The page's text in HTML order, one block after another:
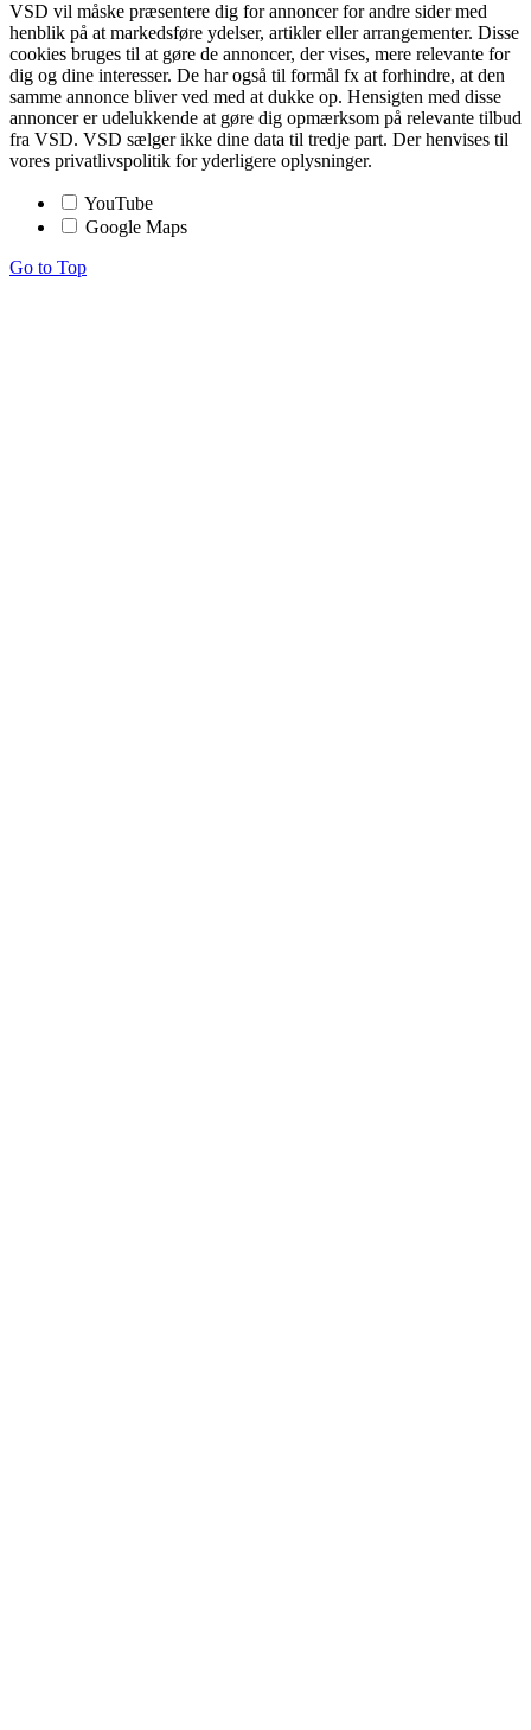
VSD vil måske præsentere dig for annoncer for andre sider med
henblik på at markedsføre ydelser, artikler eller arrangementer. Disse
cookies bruges til at gøre de annoncer, der vises, mere relevante for
dig og dine interesser. De har også til formål fx at forhindre, at den
samme annonce bliver ved med at dukke op. Hensigten med disse
annoncer er udelukkende at gøre dig opmærksom på relevante tilbud
fra VSD. VSD sælger ikke dine data til tredje part. Der henvises til
vores privatlivspolitik for yderligere oplysninger.
YouTube
Google Maps
Go to Top